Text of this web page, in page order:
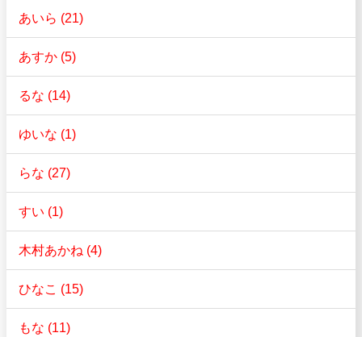
あいら (21)
あすか (5)
るな (14)
ゆいな (1)
らな (27)
すい (1)
木村あかね (4)
ひなこ (15)
もな (11)